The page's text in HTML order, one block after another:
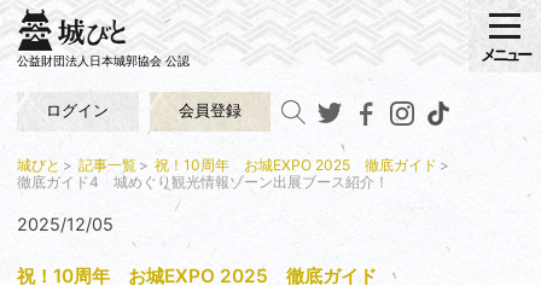
公益財団法人日本城郭協会 公認
ログイン 会員登録
メニュー
城びと 記事一覧
祝！10周年 お城EXPO 2025 徹底ガイド
徹底ガイド4 城めぐり観光情報ゾーン出展ブース紹介！
2025/12/05
祝！10周年 お城EXPO 2025 徹底ガイド